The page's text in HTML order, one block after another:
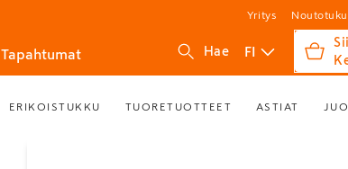
Yritys
Tapahtumat Hae FI
ERIKOISTUKKU TUORETUOTTEET ASTIAT